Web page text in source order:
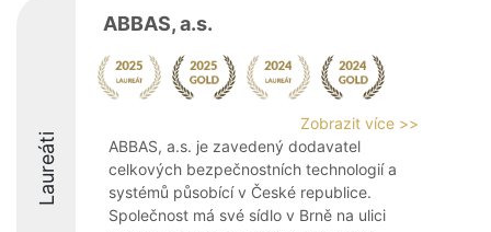
Laureáti
ABBAS, a.s.
Zobrazit více >>
ABBAS, a.s. je zavedený dodavatel
celkových bezpečnostních technologií a
systémů působící v České republice.
Společnost má své sídlo v Brně na ulici